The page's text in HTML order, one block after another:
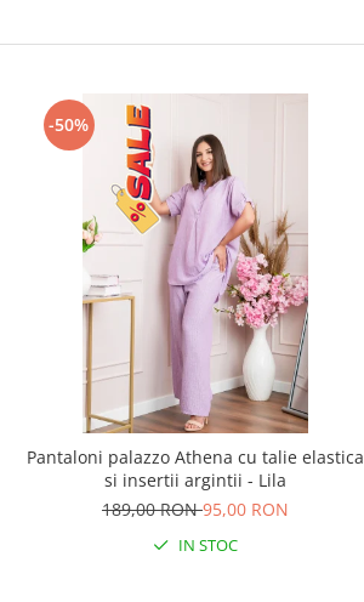
-50%
Pantaloni palazzo Athena cu talie elastica
si insertii argintii - Lila
189,00 RON95,00 RON
IN STOC